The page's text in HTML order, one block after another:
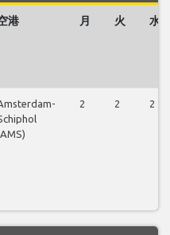
港 月 火 水
2 2 2